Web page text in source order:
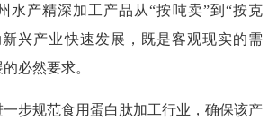
水产精深加工产品从“按吨卖”到“按克
兴产业快速发展，既是客观现实的需
必然要求。
步规范食用蛋白肽加工行业，确保该产